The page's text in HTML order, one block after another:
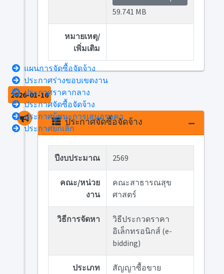
59.741 MB
หมายเหตุ/
เพิ่มเติม
2026-01-16
ประกาศจัดซื้อจัดจ้าง
ปีงบประมาณ 2569
คณะ/หน่วย
งาน
คณะสาธารณสุข
ศาสตร์
วิธีการจัดหา
วิธีประกวดราคา
อิเล็กทรอนิกส์ (e-
bidding)
ประเภท
สัญญาซื้อขาย
แผนการจัดซื้อจัดจ้าง
ประกาศร่างขอบเขตงาน
ประกาศราคากลาง
ประกาศจัดซื้อจัดจ้าง
ประกาศผู้ชนะการเสนอราคา
ประกาศยกเลิก